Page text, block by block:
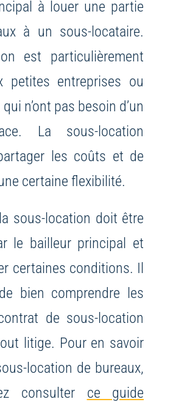
à louer une partie
à un sous-locataire.
est particulièrement
petites entreprises ou
n’ont pas besoin d’un
La sous-location
les coûts et de
certaine flexibilité.
sous-location doit être
le bailleur principal et
certaines conditions. Il
bien comprendre les
de sous-location
litige. Pour en savoir
location de bureaux,
consulter ce guide